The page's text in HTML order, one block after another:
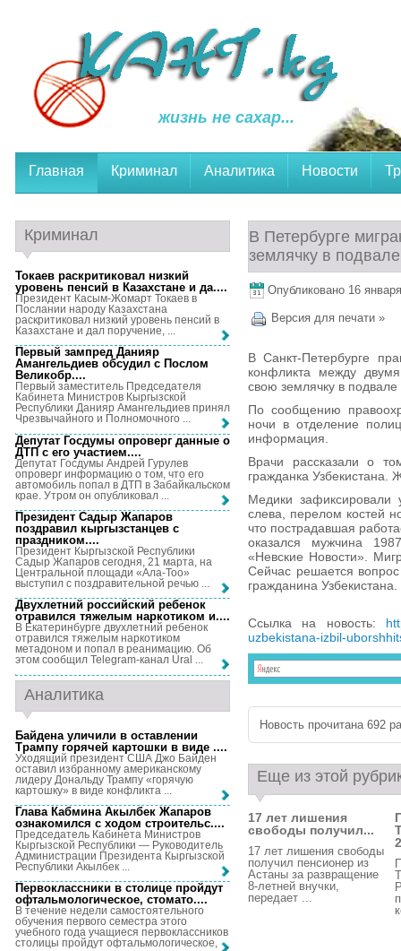
жизнь не сахар...
Главная Криминал Аналитика Новости
В Петербурге
землячку в
Опубликовано 16
Версия для печати »
В Санкт-Петербурге
конфликта между
свою землячку в
По сообщению
ночи в отделение
информация.
Врачи рассказали о
гражданка
Медики зафиксировали
слева, перелом костей
что пострадавшая
оказался мужчина
«Невские Новости».
Сейчас решается
гражданина Узбекистана.
Ссылка на новость:
uzbekistana-izbil-
Новость прочитана 692
Еще из этой
17 лет лишения
свободы получил...
17 лет лишения свободы
получил пенсионер из
Астаны за развращение
8-летней внучки,
передает ...
Криминал
Токаев раскритиковал низкий
уровень пенсий в Казахстане и да....
Президент Касым-Жомарт Токаев в
Послании народу Казахстана
раскритиковал низкий уровень пенсий в
Казахстане и дал поручение, ...
Первый зампред Данияр
Амангельдиев обсудил с Послом
Великобр....
Первый заместитель Председателя
Кабинета Министров Кыргызской
Республики Данияр Амангельдиев принял
Чрезвычайного и Полномочного ...
Депутат Госдумы опроверг данные о
ДТП с его участием....
Депутат Госдумы Андрей Гурулев
опроверг информацию о том, что его
автомобиль попал в ДТП в Забайкальском
крае. Утром он опубликовал ...
Президент Садыр Жапаров
поздравил кыргызстанцев с
праздником....
Президент Кыргызской Республики
Садыр Жапаров сегодня, 21 марта, на
Центральной площади «Ала-Тоо»
выступил с поздравительной речью ...
Двухлетний российский ребенок
отравился тяжелым наркотиком и....
В Екатеринбурге двухлетний ребенок
отравился тяжелым наркотиком
метадоном и попал в реанимацию. Об
этом сообщил Telegram-канал Ural ...
Аналитика
Байдена уличили в оставлении
Трампу горячей картошки в виде ....
Уходящий президент США Джо Байден
оставил избранному американскому
лидеру Дональду Трампу «горячую
картошку» в виде конфликта ...
Глава Кабмина Акылбек Жапаров
ознакомился с ходом строительс....
Председатель Кабинета Министров
Кыргызской Республики — Руководитель
Администрации Президента Кыргызской
Республики Акылбек ...
Первоклассники в столице пройдут
офтальмологическое, стомато....
В течение недели самостоятельного
обучения первого семестра этого
учебного года учащиеся первоклассников
столицы пройдут офтальмологическое, ...